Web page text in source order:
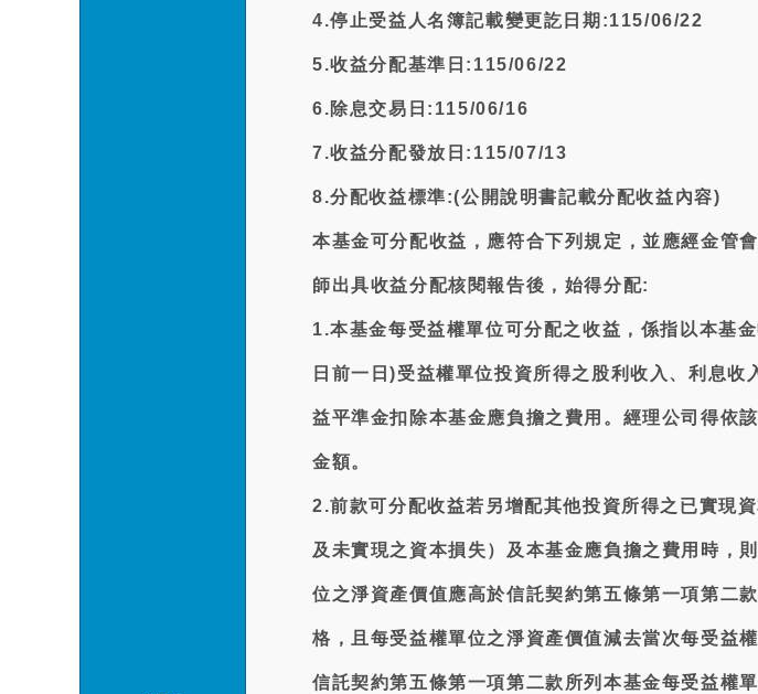
4.停止受益人名簿記載變更訖日期:115/06/22
5.收益分配基準日:115/06/22
6.除息交易日:115/06/16
7.收益分配發放日:115/07/13
8.分配收益標準:(公開說明書記載分配收益內容)
本基金可分配收益，應符合下列規定，並應經金管
師出具收益分配核閱報告後，始得分配:
1.本基金每受益權單位可分配之收益，係指以本基
日前一日)受益權單位投資所得之股利收入、利息收
益平準金扣除本基金應負擔之費用。經理公司得依
金額。
2.前款可分配收益若另增配其他投資所得之已實現
及未實現之資本損失）及本基金應負擔之費用時，
位之淨資產價值應高於信託契約第五條第一項第二
格，且每受益權單位之淨資產價值減去當次每受益
信託契約第五條第一項第二款所列本基金每受益權單